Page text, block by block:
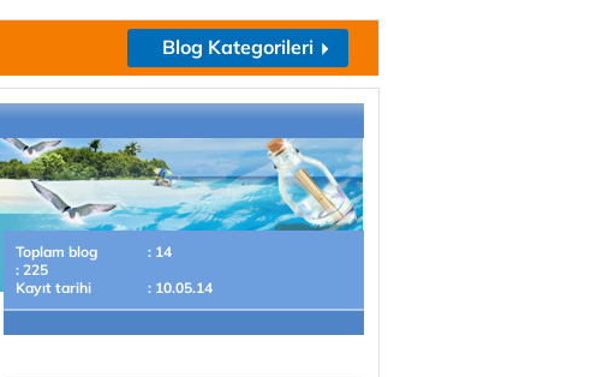
Blog Kategorileri
Toplam blog
: 14
: 225
Kayıt tarihi
: 10.05.14